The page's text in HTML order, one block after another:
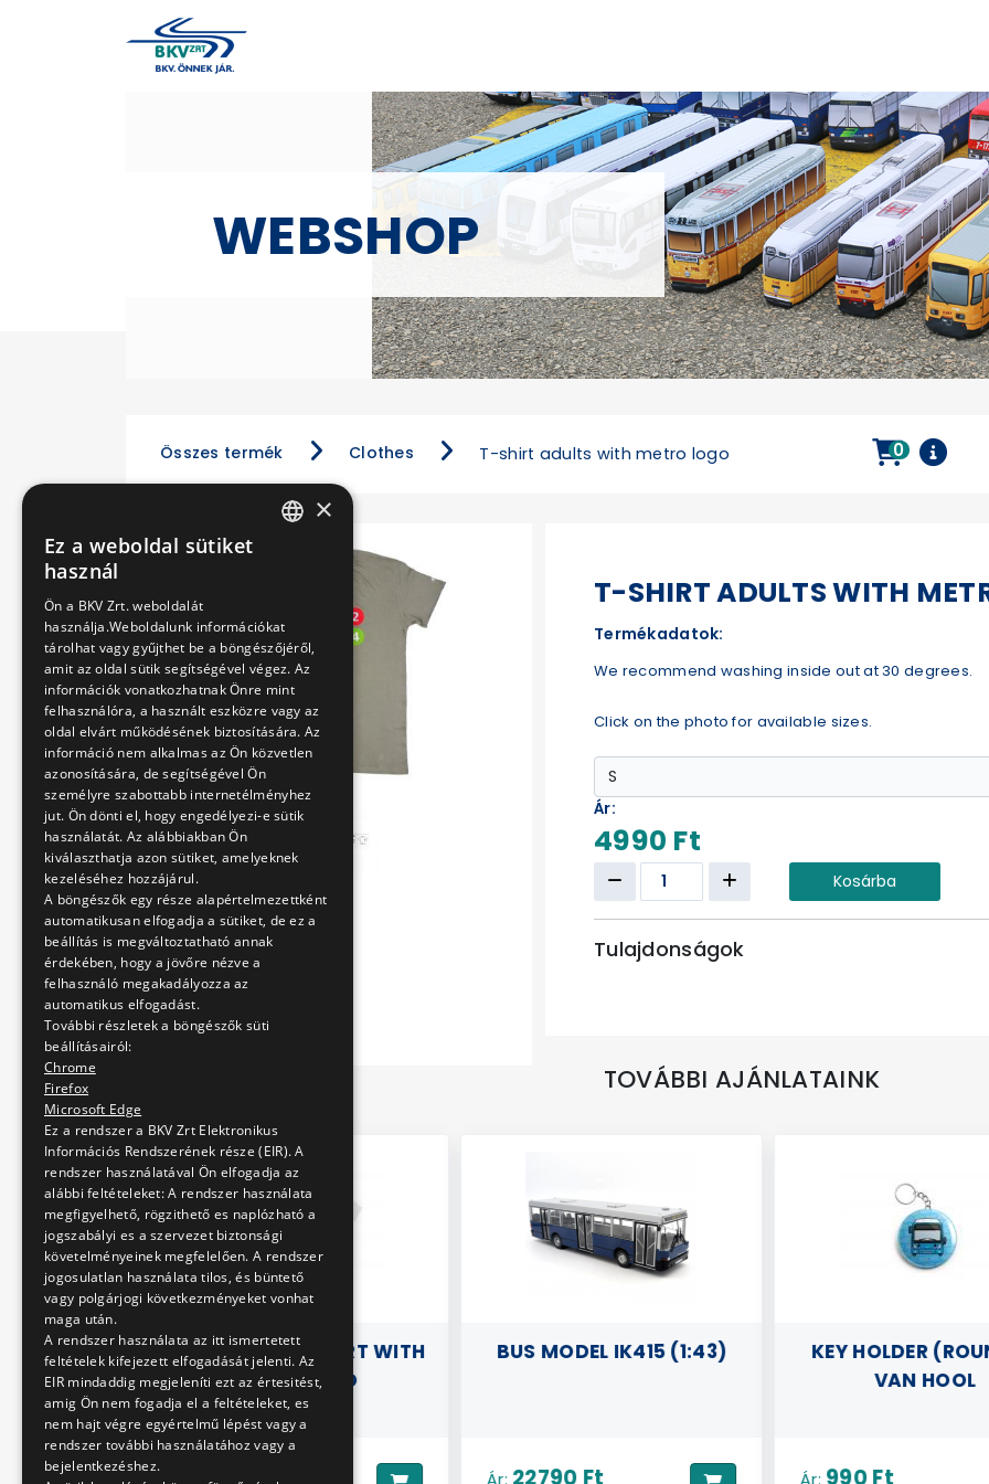
WEBSHOP
Összes termék Clothes T-shirt adults with metro logo 0
T-SHIRT ADULTS WITH
Termékadatok:
We recommend washing inside out at 30 degrees.
Click on the photo for available sizes.
Ár:
4990 Ft
Kosárba
Tulajdonságok
TOVÁBBI AJÁNLATAINK
HOOL
CHILDREN'S T-SHIRT WITH
TRAM LOGO
Ár: 4990 Ft
BUS MODEL IK415 (1:43)
Ár:22790 Ft
KEY HOLDER
VAN HOOL
Ár:990 Ft
×
Ez a weboldal sütiket
használ
Ön a BKV Zrt. weboldalát
használja.Weboldalunk információkat
tárolhat vagy gyűjthet be a böngészőjéről,
amit az oldal sütik segítségével végez. Az
információk vonatkozhatnak Önre mint
felhasználóra, a használt eszközre vagy az
oldal elvárt működésének biztosítására. Az
információ nem alkalmas az Ön közvetlen
azonosítására, de segítségével Ön
személyre szabottabb internetélményhez
jut. Ön dönti el, hogy engedélyezi-e sütik
használatát. Az alábbiakban Ön
kiválaszthatja azon sütiket, amelyeknek
kezeléséhez hozzájárul.
A böngészők egy része alapértelmezettként
automatikusan elfogadja a sütiket, de ez a
beállítás is megváltoztatható annak
érdekében, hogy a jövőre nézve a
felhasználó megakadályozza az
automatikus elfogadást.
További részletek a böngészők süti
beállításairól:
Chrome
Firefox
Microsoft Edge
Ez a rendszer a BKV Zrt Elektronikus
Információs Rendszerének része (EIR). A
rendszer használatával Ön elfogadja az
alábbi feltételeket: A rendszer használata
megfigyelhető, rögzithető es naplózható a
jogszabályi es a szervezet biztonsági
követelményeinek megfelelően. A rendszer
jogosulatlan használata tilos, és büntető
vagy polgárjogi következményeket vonhat
maga után.
A rendszer használata az itt ismertetett
feltételek kifejezett elfogadását jelenti. Az
EIR mindaddig megjeleníti ezt az értesitést,
amig Ön nem fogadja el a feltételeket, es
nem hajt végre egyértelmű lépést vagy a
rendszer további használatához vagy a
bejelentkezéshez.